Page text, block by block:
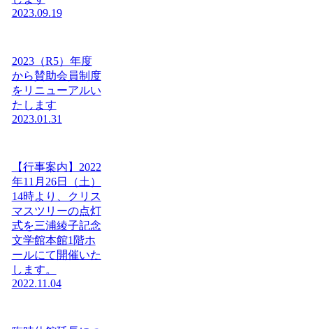
2023.09.19
2023（R5）年度
から賛助会員制度
をリニューアルい
たします
2023.01.31
【行事案内】2022
年11月26日（土）
14時より、クリス
マスツリーの点灯
式を三浦綾子記念
文学館本館1階ホ
ールにて開催いた
します。
2022.11.04